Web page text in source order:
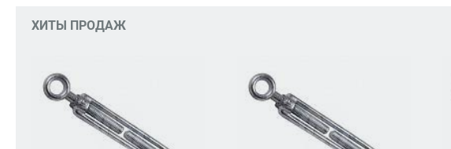
ХИТЫ ПРОДАЖ